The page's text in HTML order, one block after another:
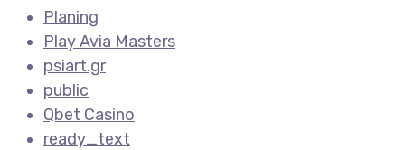
Planing
Play Avia Masters
psiart.gr
public
Qbet Casino
ready_text